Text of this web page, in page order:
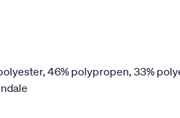
46% polypropen, 33%